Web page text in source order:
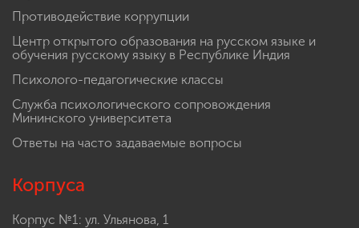
Противодействие коррупции
Центр открытого образования на русском языке и
обучения русскому языку в Республике Индия
Психолого-педагогические классы
Служба психологического сопровождения
Мининского университета
Ответы на часто задаваемые вопросы
Корпуса
Корпус №1: ул. Ульянова, 1